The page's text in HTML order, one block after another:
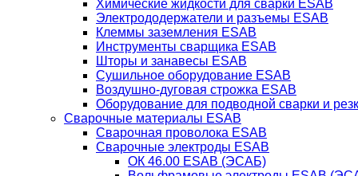
Химические жидкости для сварки ESAB
Электрододержатели и разъемы ESAB
Клеммы заземления ESAB
Инструменты сварщика ESAB
Шторы и занавесы ESAB
Сушильное оборудование ESAB
Воздушно-дуговая строжка ESAB
Оборудование для подводной сварки и
Сварочные материалы ESAB
Сварочная проволока ESAB
Сварочные электроды ESAB
ОК 46.00 ESAB (ЭСАБ)